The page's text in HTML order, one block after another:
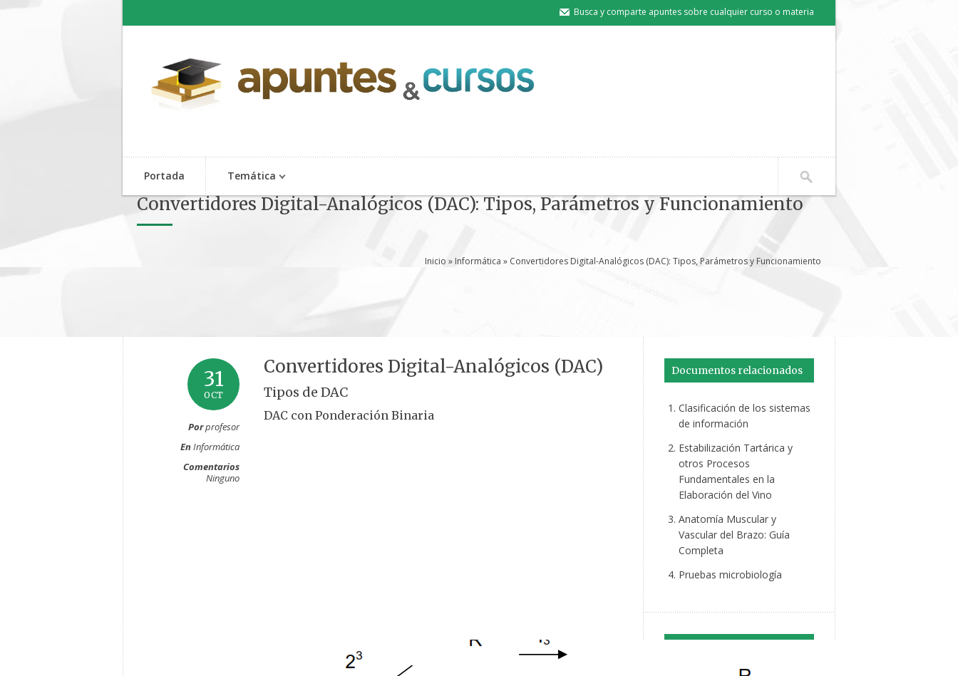
Busca y comparte apuntes sobre cualquier curso o materia
Portada Temática
Convertidores Digital-Analógicos (DAC): Tipos, Parámetros y Funcionamiento
Inicio » Informática » Convertidores Digital-Analógicos (DAC): Tipos, Parámetros y Funcionamiento
31
OCT
Porprofesor
EnInformática
Comentarios
Ninguno
Convertidores Digital-Analógicos (DAC)
Tipos de DAC
DAC con Ponderación Binaria
Documentos relacionados
Clasificación de los sistemas
de información
Estabilización Tartárica y
otros Procesos
Fundamentales en la
Elaboración del Vino
Anatomía Muscular y
Vascular del Brazo: Guía
Completa
Pruebas microbiología